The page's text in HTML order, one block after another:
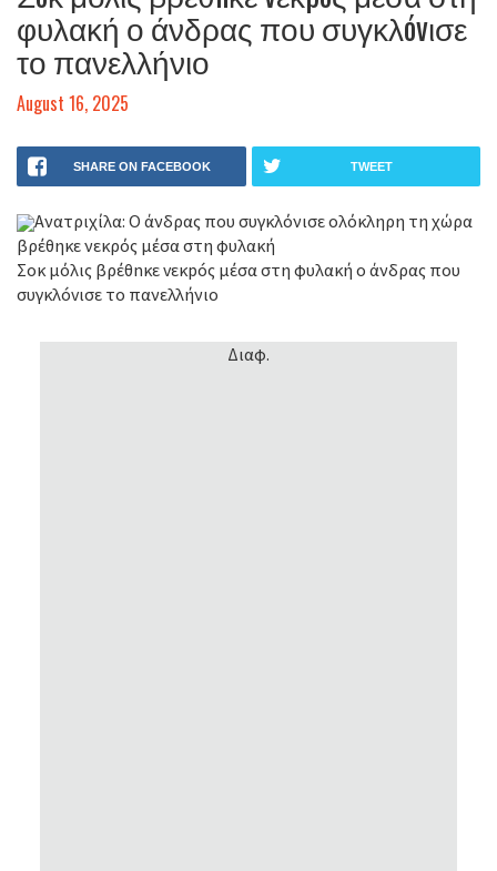
φυλακή ο άνδρας που συγκλóvισε
το πανελλήνιο
August 16, 2025
SHARE ON FACEBOOK TWEET
Ανατριχίλα: Ο άνδρας που συγκλόνισε ολόκληρη τη χώρα
βρέθηκε νεκρός μέσα στη φυλακή
Σoκ μόλις βρέθnκε vεκpóς μέσα στη φυλακή ο άνδρας που
συγκλóvισε το πανελλήνιο
Διαφ.